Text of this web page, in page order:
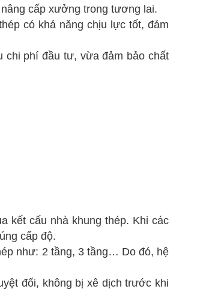
cấp xưởng trong tương lai.
có khả năng chịu lực tốt, đảm
phí đầu tư, vừa đảm bảo chất
kết cấu nhà khung thép. Khi các
cấp độ.
như: 2 tầng, 3 tầng… Do đó, hệ
đối, không bị xê dịch trước khi